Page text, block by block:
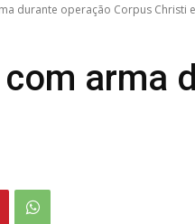
durante operação Corpus Christi
arma